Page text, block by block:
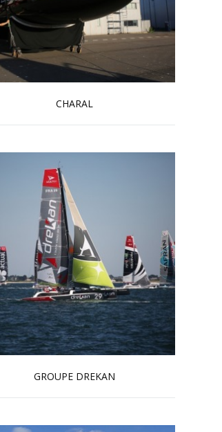
CHARAL
En savoir plus...
GROUPE DREKAN
En savoir plus...